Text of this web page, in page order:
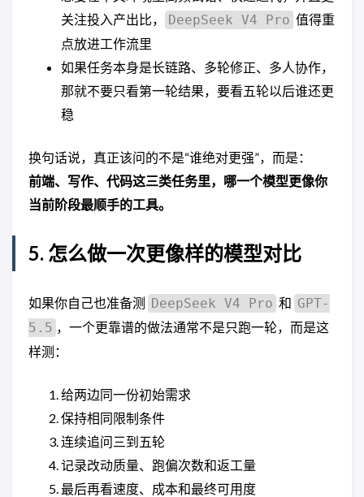
关注投入产出比，
DeepSeek V4 Pro 值得重
点放进工作流里
如果任务本身是长链路、多轮修正、多人协作，
那就不要只看第一轮结果，要看五轮以后谁还更
稳
换句话说，真正该问的不是“谁绝对更强”，而是：
前端、写作、代码这三类任务里，哪一个模型更像你
当前阶段最顺手的工具。
5. 怎么做一次更像样的模型对比
如果你自己也准备测 DeepSeek V4 Pro 和 GPT-
5.5 ，一个更靠谱的做法通常不是只跑一轮，而是这
样测：
给两边同一份初始需求
保持相同限制条件
连续追问三到五轮
记录改动质量、跑偏次数和返工量
最后再看速度、成本和最终可用度